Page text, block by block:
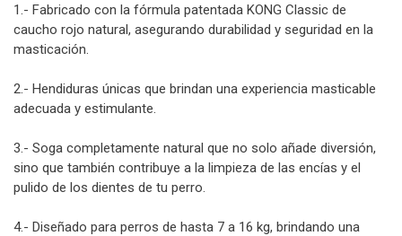
1.- Fabricado con la fórmula patentada KONG Classic de
caucho rojo natural, asegurando durabilidad y seguridad en la
masticación.
2.- Hendiduras únicas que brindan una experiencia masticable
adecuada y estimulante.
3.- Soga completamente natural que no solo añade diversión,
sino que también contribuye a la limpieza de las encías y el
pulido de los dientes de tu perro.
4.- Diseñado para perros de hasta 7 a 16 kg, brindando una